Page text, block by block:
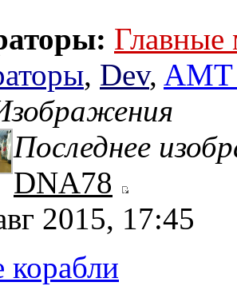
Главные
, Dev, AMT
Последнее
DNA78
2015, 17:45